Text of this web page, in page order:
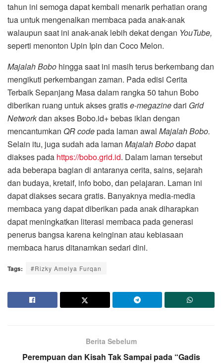
tahun ini semoga dapat kembali menarik perhatian orang
tua untuk mengenalkan membaca pada anak-anak
walaupun saat ini anak-anak lebih dekat dengan YouTube,
seperti menonton Upin Ipin dan Coco Melon.
Majalah Bobo hingga saat ini masih terus berkembang dan
mengikuti perkembangan zaman. Pada edisi Cerita
Terbaik Sepanjang Masa dalam rangka 50 tahun Bobo
diberikan ruang untuk akses gratis ­e-megazinedari Grid
Networkdan akses Bobo.id+ bebas iklan dengan
mencantumkan QR codepada laman awal Majalah Bobo.
Selain itu, juga sudah ada laman Majalah Bobodapat
diakses pada https://bobo.grid.id. Dalam laman tersebut
ada beberapa bagian di antaranya cerita, sains, sejarah
dan budaya, kretaif, info bobo, dan pelajaran. Laman ini
dapat diakses secara gratis. Banyaknya media-media
membaca yang dapat diberikan pada anak diharapkan
dapat meningkatkan literasi membaca pada generasi
penerus bangsa karena keinginan atau kebiasaan
membaca harus ditanamkan sedari dini.
Tags: #Rizky Amelya Furqan
Berita Sebelum
Perempuan dan Kisah Tak Sampai pada “Gadis